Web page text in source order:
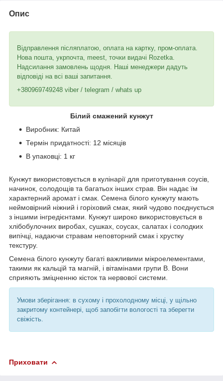
Опис
Відправлення післяплатою, оплата на картку, пром-оплата.
Нова пошта, укрпочта, meest, точки видачі Rozetka.
Надсилання замовлень щодня. Наші менеджери дадуть
відповіді на всі ваші запитання.
+380969749248 viber / telegram / whats up
Білий смажений кунжут
Виробник: Китай
Термін придатності: 12 місяців
В упаковці: 1 кг
Кунжут використовується в кулінарії для приготування соусів,
начинок, солодощів та багатьох інших страв. Він надає їм
характерний аромат і смак. Семена білого кунжуту мають
неймовірний ніжний і горіховий смак, який чудово поєднується
з іншими інгредієнтами. Кунжут широко використовується в
хлібобулочних виробах, сушках, соусах, салатах і солодких
випічці, надаючи стравам неповторний смак і хрустку
текстуру.
Семена білого кунжуту багаті важливими мікроелементами,
такими як кальцій та магній, і вітамінами групи В. Вони
сприяють зміцненню кісток та нервової системи.
Умови зберігання: в сухому і прохолодному місці, у щільно
закритому контейнері, щоб запобігти вологості та зберегти
свіжість.
Приховати